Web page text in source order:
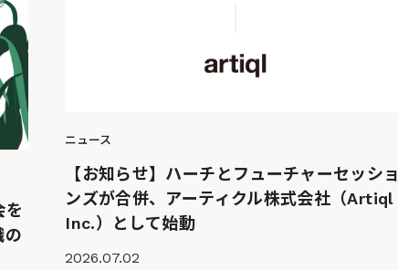
を
の
ニュース
【お知らせ】ハーチとフューチャーセッショ
ンズが合併、アーティクル株式会社（Artiql
Inc.）として始動
2026.07.02